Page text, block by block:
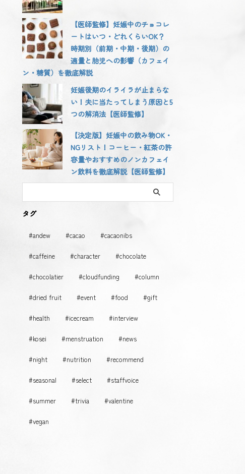
【医師監修】妊娠中のチョコレ
ートはいつ・どれくらいOK？
時期別（前期・中期・後期）の
適量と胎児への影響（カフェイ
ン・糖質）を徹底解説
妊娠後期のイライラが止まらな
い！夫に当たってしまう原因と5
つの解消法【医師監修】
【決定版】妊娠中の飲み物OK・
NGリスト！コーヒー・紅茶の許
容量やおすすめのノンカフェイ
ン飲料を徹底解説【医師監修】
タグ
#andew #cacao #cacaonibs
#caffeine #character #chocolate
#chocolatier #cloudfunding #column
#dried fruit #event #food #gift
#health #icecream #interview
#kosei #menstruation #news
#night #nutrition #recommend
#seasonal #select #staffvoice
#summer #trivia #valentine
#vegan